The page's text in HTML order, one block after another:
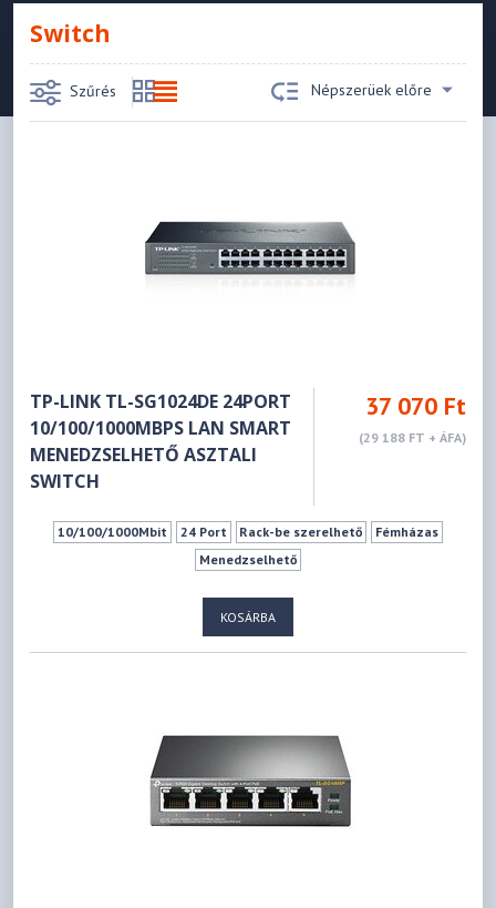
Switch
Szűrés Népszerüek előre
TP-LINK TL-SG1024DE 24PORT
10/100/1000MBPS LAN SMART
MENEDZSELHETŐ ASZTALI
SWITCH
37 070 Ft
(29 188 FT + ÁFA)
10/100/1000Mbit 24 Port Rack-be szerelhető
Fémházas
Menedzselhető
KOSÁRBA